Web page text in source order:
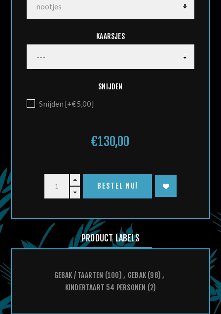
KAARSJES
SNIJDEN
Snijden [+€5,00]
€130,00
PRODUCT LABELS
GEBAK / TAARTEN (100) , GEBAK (98) ,
KINDERTAART 54 PERSONEN (2)